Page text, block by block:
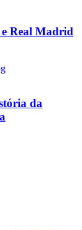
Real Madrid
da